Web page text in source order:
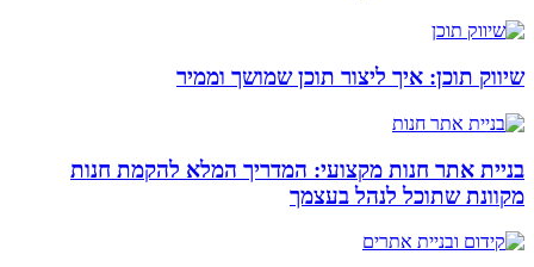
שיווק תוכן: איך ליצור תוכן שמושך וממיר
בניית אתר חנות מקצועי: המדריך המלא להקמת חנות
מקוונת שתוכל לנהל בעצמך